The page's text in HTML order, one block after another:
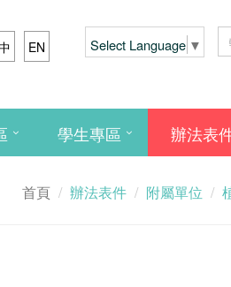
EN Select Language ▼
學生專區 辦法表
首頁 辦法表件 附屬單位